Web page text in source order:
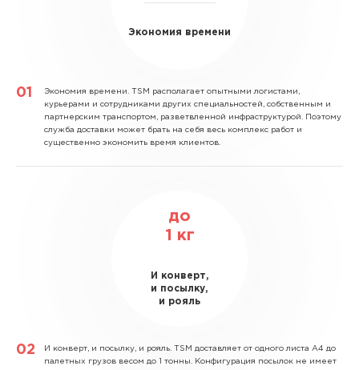
Экономия времени
Экономия времени. TSM располагает опытными логистами,
курьерами и сотрудниками других специальностей, собственным и
партнерским транспортом, разветвленной инфраструктурой. Поэтому
служба доставки может брать на себя весь комплекс работ и
существенно экономить время клиентов.
до
1
кг
И конверт,
и посылку,
и рояль
И конверт, и посылку, и рояль. TSM доставляет от одного листа А4 до
палетных грузов весом до 1 тонны. Конфигурация посылок не имеет